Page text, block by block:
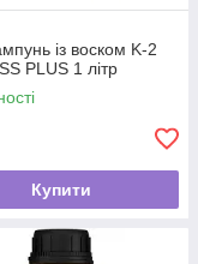
із воском K-2
PLUS 1 літр
Купити